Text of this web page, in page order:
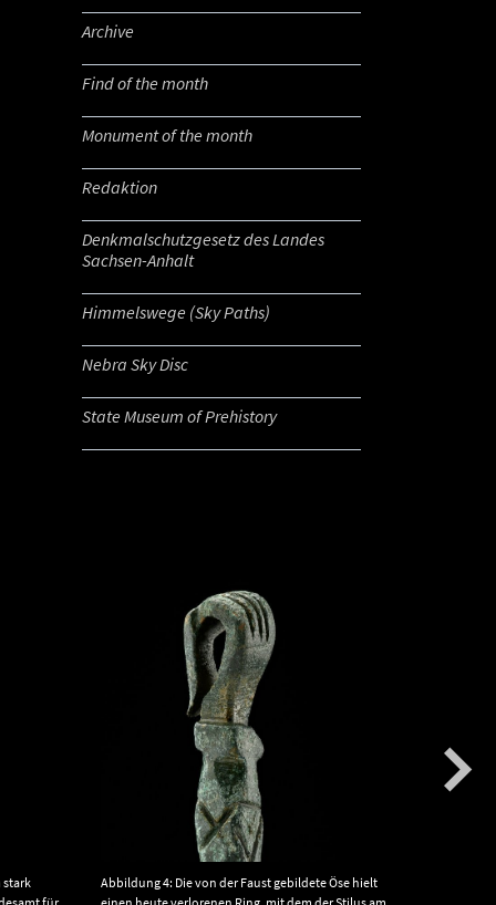
Archive
Find of the month
Monument of the month
Redaktion
Denkmalschutzgesetz des Landes
Sachsen-Anhalt
Himmelswege (Sky Paths)
Nebra Sky Disc
State Museum of Prehistory
stark
Abbildung 4: Die von der Faust gebildete Öse hielt